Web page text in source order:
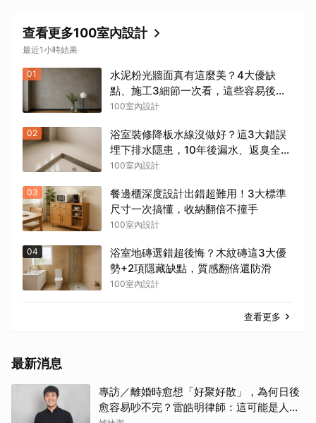
查看更多100室內設計
最近1小時結果
01
水泥粉光牆面真有這麼美？4大優缺
點、施工3細節一次看，這些容易後悔
的坑新手最常踩
100室內設計
02
浴室裝修降板水線沒做好？這3大錯誤
埋下排水隱患，10年後漏水、返臭全出
現
100室內設計
03
餐邊櫃深度設計出錯超難用！3大標準
尺寸一次搞懂，收納翻倍不撞手
100室內設計
04
浴室地磚選錯超後悔？木紋磚這3大優
勢+2項隱藏缺點，質感翻倍還防滑
100室內設計
查看更多
最新消息
專訪／離婚時愈想「好聚好散」，為何日後
愈容易吵不完？雷皓明律師：這可能是人生